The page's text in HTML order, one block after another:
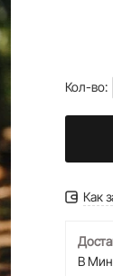
Кол-во:
Как
В